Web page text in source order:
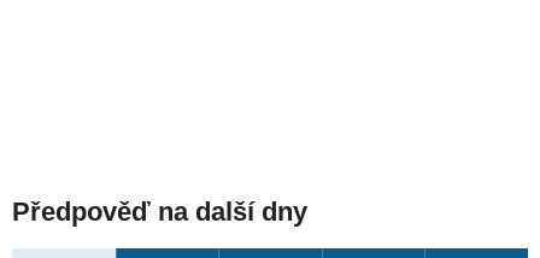
Předpověď na další dny